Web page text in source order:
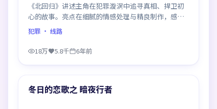
《北回归》讲述主角在犯罪漩涡中追寻真相、捍卫初
心的故事。亮点在细腻的情感处理与精良制作，感情
戏与动作戏比例平衡，节奏舒服。
犯罪 · 线路
18万 5.8千 6年前
热门
冬日的恋歌之 暗夜行者